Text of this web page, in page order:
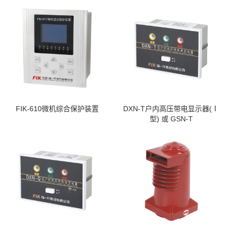
FIK-610微机综合保护装置
DXN-T户内高压带电显示器(Ⅰ
型) 或 GSN-T